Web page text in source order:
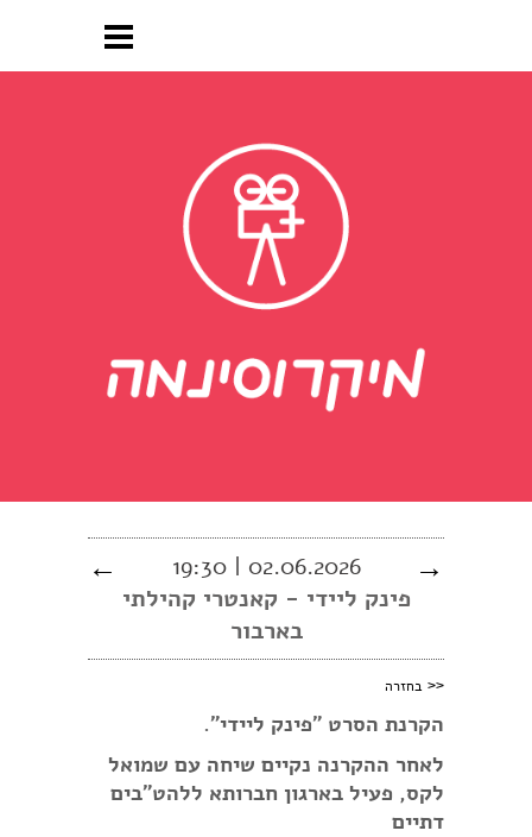
02.06.2026 | 19:30
פינק ליידי - קאנטרי קהילתי
בארבור
← →
<< בחזרה
הקרנת הסרט ״פינק ליידי״.
לאחר ההקרנה נקיים שיחה עם שמואל
לקס, פעיל בארגון חברותא ללהט"בים
דתיים